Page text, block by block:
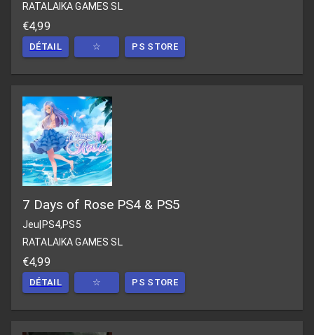
RATALAIKA GAMES SL
€4,99
DÉTAIL ☆ PS STORE
7 Days of Rose PS4 & PS5
Jeu PS4,PS5
RATALAIKA GAMES SL
€4,99
DÉTAIL ☆ PS STORE